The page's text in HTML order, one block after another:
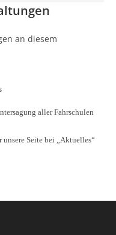
an diesem
aller Fahrschulen
Seite bei „Aktuelles“